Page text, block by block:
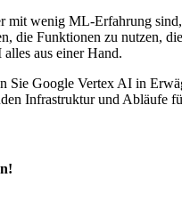
wenig ML-Erfahrung
Funktionen zu nutzen,
aus einer Hand.
Sie Google Vertex AI in
Infrastruktur und